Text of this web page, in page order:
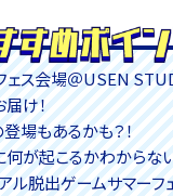
ス会場＠USEN
け！
場もあるかも？！
が起こるかわからな
ル脱出ゲームサマーフ